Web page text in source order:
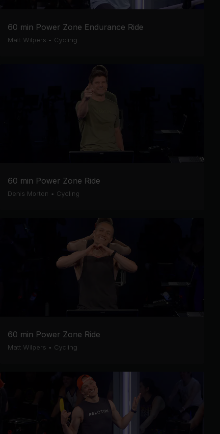
60 min Power Zone Endurance Ride
Matt Wilpers • Cycling
60 min Power Zone Ride
Denis Morton • Cycling
60 min Power Zone Ride
Matt Wilpers • Cycling